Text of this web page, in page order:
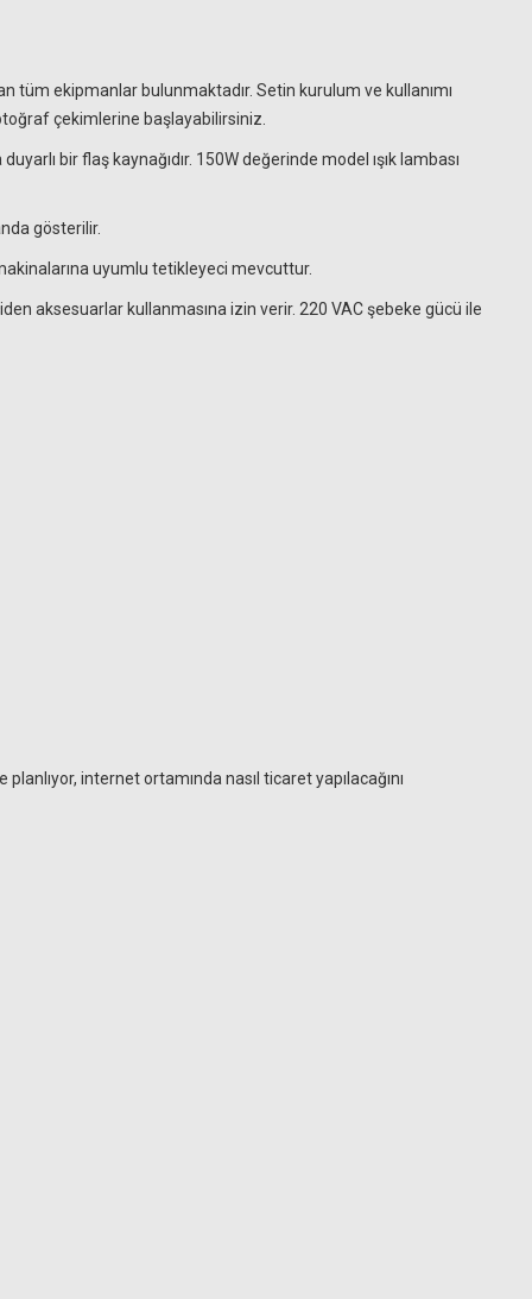
tüm ekipmanlar bulunmaktadır. Setin kurulum ve kullanımı
çekimlerine başlayabilirsiniz.
bir flaş kaynağıdır. 150W değerinde model ışık lambası
gösterilir.
uyumlu tetikleyeci mevcuttur.
aksesuarlar kullanmasına izin verir. 220 VAC şebeke gücü ile
internet ortamında nasıl ticaret yapılacağını